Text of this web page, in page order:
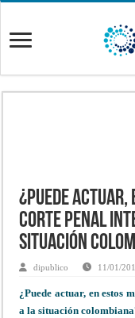
¿Puede actuar,
Corte Penal
situación
dipublico 11/01/
¿Puede actuar, en estos
a la situación